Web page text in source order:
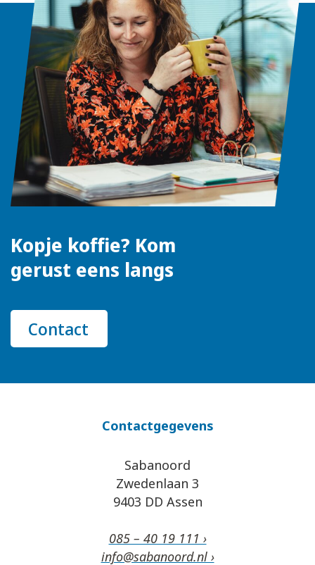
Kopje koffie? Kom
gerust eens langs
Contact
Contactgegevens
Sabanoord
Zwedenlaan 3
9403 DD Assen
085 – 40 19 111 ›
info@sabanoord.nl ›